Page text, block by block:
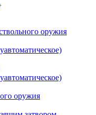
оружия
оружия